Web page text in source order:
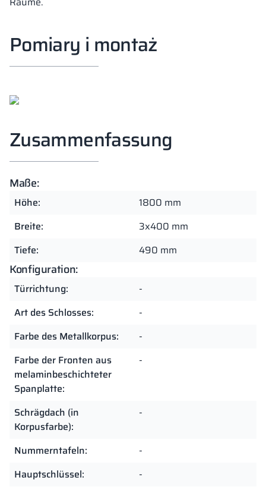
Pomiary i montaż
Zusammenfassung
Maße:
Höhe:
1800 mm
Breite:
3x400 mm
Tiefe:
490 mm
Konfiguration:
Türrichtung:
-
Art des Schlosses:
-
Farbe des Metallkorpus:
-
Farbe der Fronten aus
melaminbeschichteter
Spanplatte:
-
Schrägdach (in
Korpusfarbe):
-
Nummerntafeln:
-
Hauptschlüssel:
-